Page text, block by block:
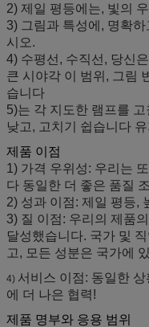
2) 제일 평등에는, 빛의
3) 그림과 특성에, 명확
시오.
4) 수평선, 수직선, 당신
큰 시야각 이 범위, 그림
습니다
5)는 각 지도한 램프를
낮고, 고치기 쉽습니다
제품 이점
1) 가격 우위성: 우리는
다 동일한 더 좋은 품질
2) 성과 이점: 제일 평등,
3) 질 이점: 우리의 제품
달성했습니다. 국가 및
고, 모든 성분은 국가에
4) 서비스 이점: 동일한
에 더 나은 협력!
제품 명부와 응용 범위